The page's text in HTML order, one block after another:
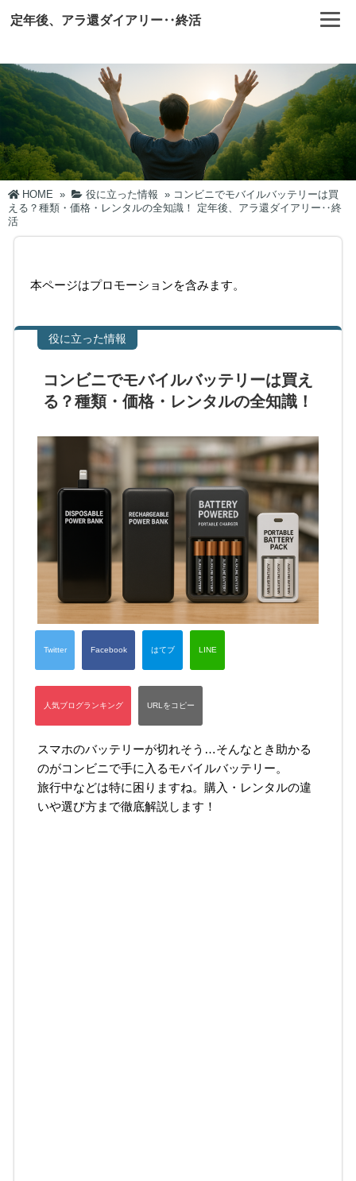
定年後、アラ還ダイアリー‥終活
HOME » 役に立った情報 » コンビニでモバイルバッテリーは買
える？種類・価格・レンタルの全知識！ 定年後、アラ還ダイアリー‥終
活
本ページはプロモーションを含みます。
役に立った情報
コンビニでモバイルバッテリーは買え
る？種類・価格・レンタルの全知識！
スマホのバッテリーが切れそう…そんなとき助かる
のがコンビニで手に入るモバイルバッテリー。
旅行中などは特に困りますね。購入・レンタルの違
いや選び方まで徹底解説します！